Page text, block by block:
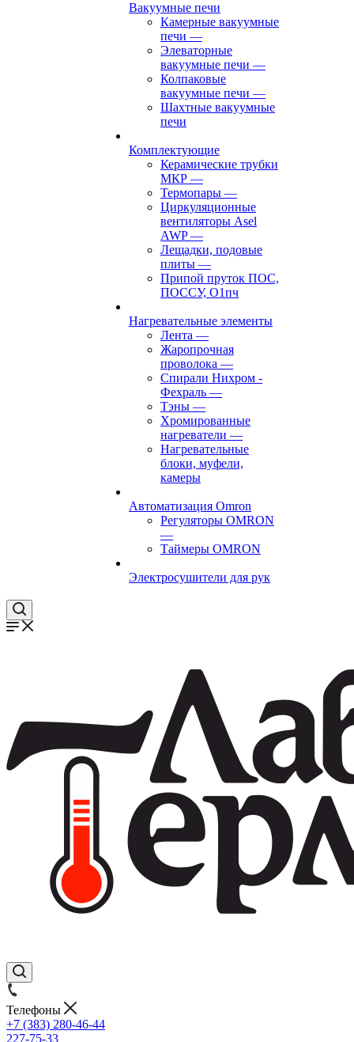
Вакуумные печи
Камерные вакуумные
печи —
Элеваторные
вакуумные печи —
Колпаковые
вакуумные печи —
Шахтные вакуумные
печи
Комплектующие
Керамические трубки
МКР —
Термопары —
Циркуляционные
вентиляторы Asel
AWP—
Лещадки, подовые
плиты —
Припой пруток ПОС,
ПОССУ, О1пч
Нагревательные элементы
Лента —
Жаропрочная
проволока —
Спирали Нихром -
Фехраль —
Тэны —
Хромированные
нагреватели —
Нагревательные
блоки, муфели,
камеры
Автоматизация Omron
Регуляторы OMRON
—
Таймеры OMRON
Электросушители для рук
Телефоны
+7 (383) 280-46-44
227-75-33